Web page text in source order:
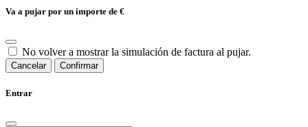
Va a pujar por un importe de €
No volver a mostrar la simulación de factura al pujar.
Cancelar Confirmar
Entrar